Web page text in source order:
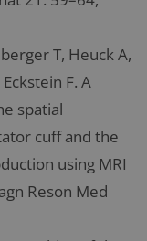
T, Heuck A,
F. A
spatial
cuff and the
using MRI
Reson Med